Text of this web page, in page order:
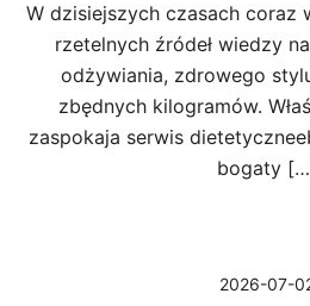
W dzisiejszych czasach coraz
rzetelnych źródeł wiedzy
odżywiania, zdrowego
zbędnych kilogramów.
zaspokaja serwis
bogaty
2026-07-